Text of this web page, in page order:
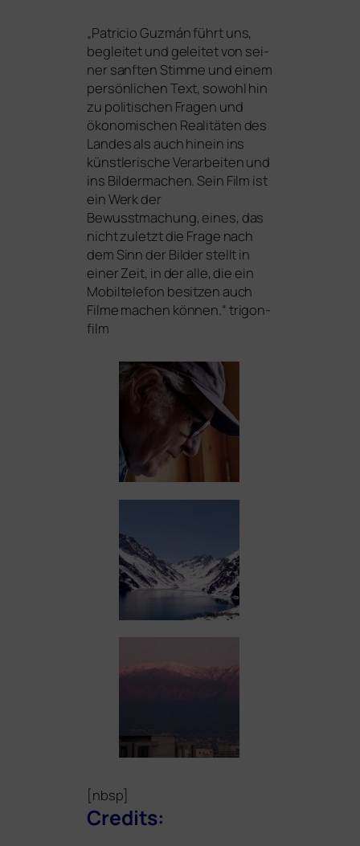
„Patricio Guzmán führt uns,
beglei­tet und gelei­tet von sei­
ner sanf­ten Stimme und einem
per­sön­li­chen Text, sowohl hin
zu poli­ti­schen Fragen und
öko­no­mi­schen Realitäten des
Landes als auch hin­ein ins
künst­le­ri­sche Verarbeiten und
ins Bildermachen. Sein Film ist
ein Werk der
Bewusstmachung, eines, das
nicht zuletzt die Frage nach
dem Sinn der Bilder stellt in
einer Zeit, in der alle, die ein
Mobiltelefon besit­zen auch
Filme machen kön­nen.“ trigon-
film
[nbsp]
Credits: